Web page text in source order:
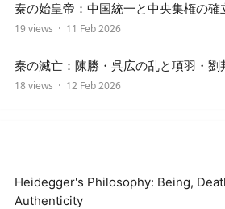
秦の始皇帝：中国統一と中央集権の確
19 views 11 Feb 2026
秦の滅亡：陳勝・呉広の乱と項羽・劉
18 views 12 Feb 2026
Heidegger's Philosophy: Being,
Authenticity